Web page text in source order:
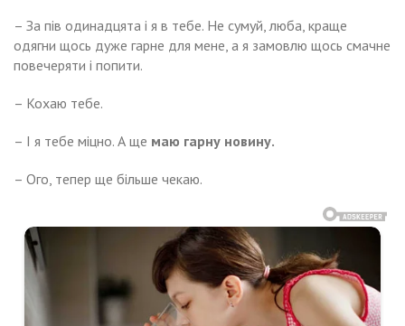
– За пів одинадцята і я в тебе. Не сумуй, люба, краще
одягни щось дуже гарне для мене, а я замовлю щось смачне
повечеряти і попити.
– Кохаю тебе.
– І я тебе міцно. А ще маю гарну новину.
– Ого, тепер ще більше чекаю.